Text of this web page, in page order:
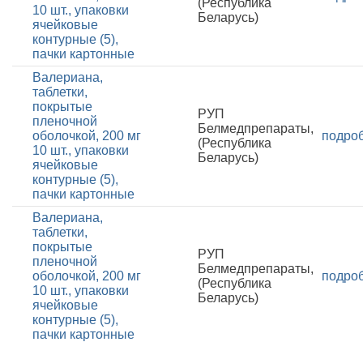
10 шт., упаковки
ячейковые
контурные (5),
пачки картонные
(Республика
Беларусь)
Валериана,
таблетки,
покрытые
пленочной
оболочкой, 200 мг
10 шт., упаковки
ячейковые
контурные (5),
пачки картонные
РУП
Белмедпрепараты,
(Республика
Беларусь)
Валериана,
таблетки,
покрытые
пленочной
оболочкой, 200 мг
10 шт., упаковки
ячейковые
контурные (5),
пачки картонные
РУП
Белмедпрепараты,
(Республика
Беларусь)